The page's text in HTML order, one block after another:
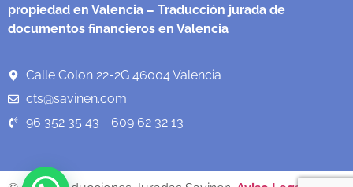
propiedad en Valencia – Traducción jurada de
documentos financieros en Valencia
Calle Colon 22-2G 46004 Valencia
cts@savinen.com
96 352 35 43 - 609 62 32 13